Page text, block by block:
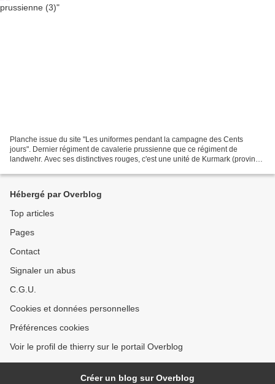
Planche issue du site "Les uniformes pendant la campagne des Cents
jours". Dernier régiment de cavalerie prussienne que ce régiment de
landwehr. Avec ses distinctives rouges, c'est une unité de Kurmark (province
Hébergé par Overblog
Top articles
Pages
Contact
Signaler un abus
C.G.U.
Cookies et données personnelles
Préférences cookies
Voir le profil de thierry sur le portail Overblog
Créer un blog sur Overblog